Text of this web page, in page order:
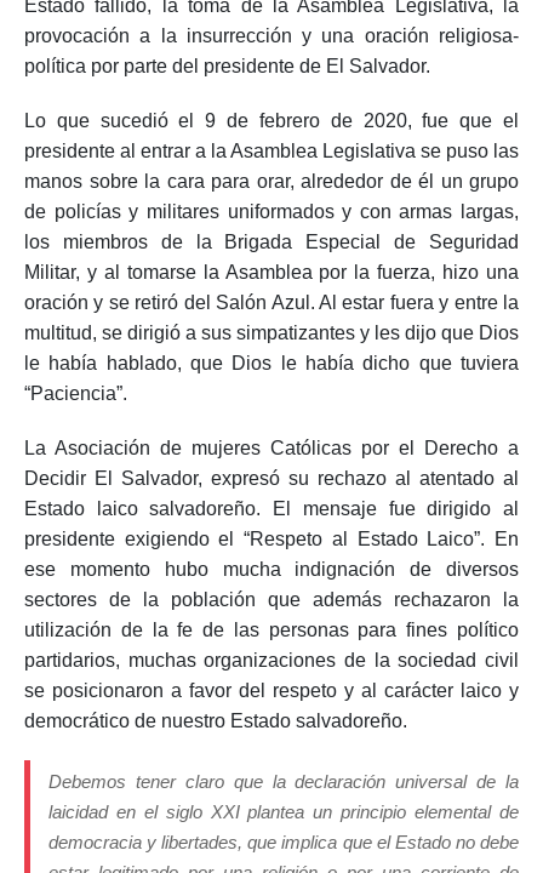
Estado fallido, la toma de la Asamblea Legislativa, la
provocación a la insurrección y una oración religiosa-
política por parte del presidente de El Salvador.
Lo que sucedió el 9 de febrero de 2020, fue que el
presidente al entrar a la Asamblea Legislativa se puso las
manos sobre la cara para orar, alrededor de él un grupo
de policías y militares uniformados y con armas largas,
los miembros de la Brigada Especial de Seguridad
Militar, y al tomarse la Asamblea por la fuerza, hizo una
oración y se retiró del Salón Azul. Al estar fuera y entre la
multitud, se dirigió a sus simpatizantes y les dijo que Dios
le había hablado, que Dios le había dicho que tuviera
“Paciencia”.
La Asociación de mujeres Católicas por el Derecho a
Decidir El Salvador, expresó su rechazo al atentado al
Estado laico salvadoreño. El mensaje fue dirigido al
presidente exigiendo el “Respeto al Estado Laico”. En
ese momento hubo mucha indignación de diversos
sectores de la población que además rechazaron la
utilización de la fe de las personas para fines político
partidarios, muchas organizaciones de la sociedad civil
se posicionaron a favor del respeto y al carácter laico y
democrático de nuestro Estado salvadoreño.
Debemos tener claro que la declaración universal de la
laicidad en el siglo XXI plantea un principio elemental de
democracia y libertades, que implica que el Estado no debe